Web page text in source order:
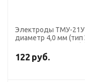
Электроды ТМУ-21У
диаметр 4,0 мм (тип Э50А,
5 кг, Ротекс)
122 руб.